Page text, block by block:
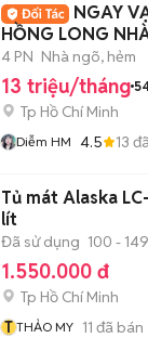
NGAY
HỒNG LONG
+ VPCTY+ KD
4 PN Nhà ngõ, hẻm
13 triệu/tháng
Tp Hồ Chí Minh
Diễm HM 4.5 13
Tủ mát Alaska
lít
Đã sử dụng 100 -
1.550.000 đ
Tp Hồ Chí Minh
T THẢO MY 11 đã bán